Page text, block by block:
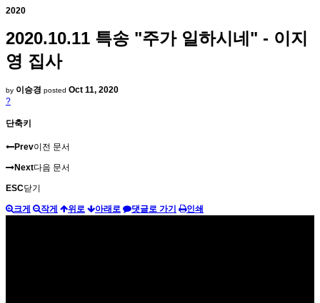
2020
2020.10.11 특송 "주가 일하시네" - 이지
영 집사
by 이승경 posted Oct 11, 2020
?
단축키
Prev이전 문서
Next다음 문서
ESC닫기
크게 작게 위로 아래로 댓글로 가기 인쇄